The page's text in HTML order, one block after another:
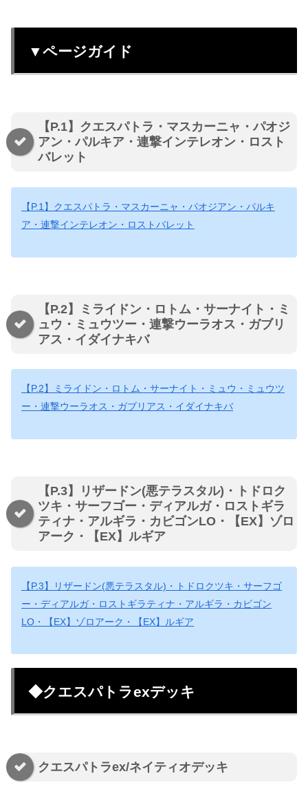
▼ページガイド
【P.1】クエスパトラ・マスカーニャ・パオジ
アン・パルキア・連撃インテレオン・ロスト
バレット
【P.1】クエスパトラ・マスカーニャ・パオジアン・パルキ
ア・連撃インテレオン・ロストバレット
【P.2】ミライドン・ロトム・サーナイト・ミ
ュウ・ミュウツー・連撃ウーラオス・ガブリ
アス・イダイナキバ
【P.2】ミライドン・ロトム・サーナイト・ミュウ・ミュウツ
ー・連撃ウーラオス・ガブリアス・イダイナキバ
【P.3】リザードン(悪テラスタル)・トドロク
ツキ・サーフゴー・ディアルガ・ロストギラ
ティナ・アルギラ・カビゴンLO・【EX】ゾロ
アーク・【EX】ルギア
【P.3】リザードン(悪テラスタル)・トドロクツキ・サーフゴ
ー・ディアルガ・ロストギラティナ・アルギラ・カビゴン
LO・【EX】ゾロアーク・【EX】ルギア
◆クエスパトラexデッキ
クエスパトラex/ネイティオデッキ